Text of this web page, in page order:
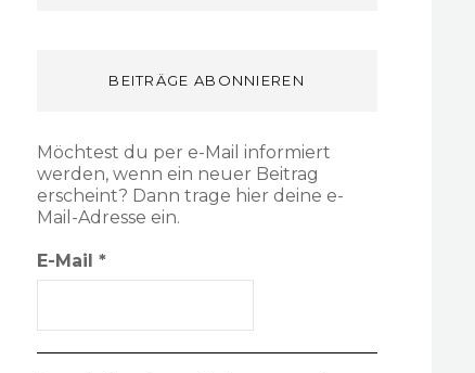
BEITRÄGE ABONNIEREN
Möchtest du per e-Mail informiert
werden, wenn ein neuer Beitrag
erscheint? Dann trage hier deine e-
Mail-Adresse ein.
E-Mail *